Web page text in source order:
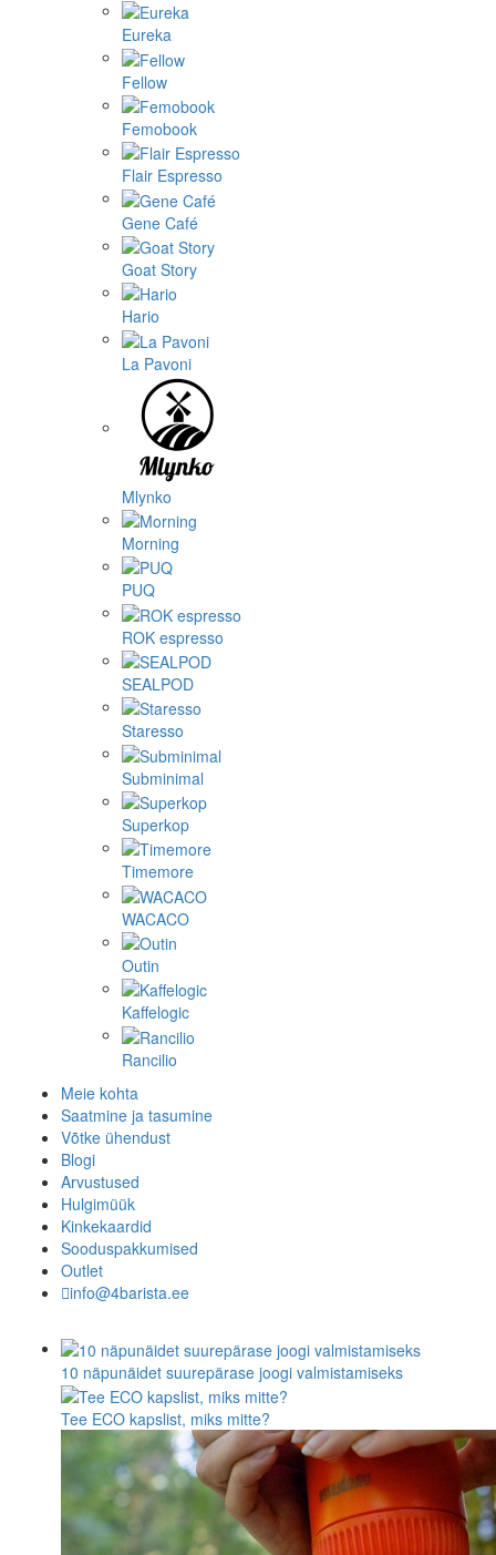
Eureka
Fellow
Femobook
Flair Espresso
Gene Café
Goat Story
Hario
La Pavoni
Mlynko
Morning
PUQ
ROK espresso
SEALPOD
Staresso
Subminimal
Superkop
Timemore
WACACO
Outin
Kaffelogic
Rancilio
Meie kohta
Saatmine ja tasumine
Võtke ühendust
Blogi
Arvustused
Hulgimüük
Kinkekaardid
Sooduspakkumised
Outlet
info@4barista.ee
10 näpunäidet suurepärase joogi valmistamiseks
Tee ECO kapslist, miks mitte?